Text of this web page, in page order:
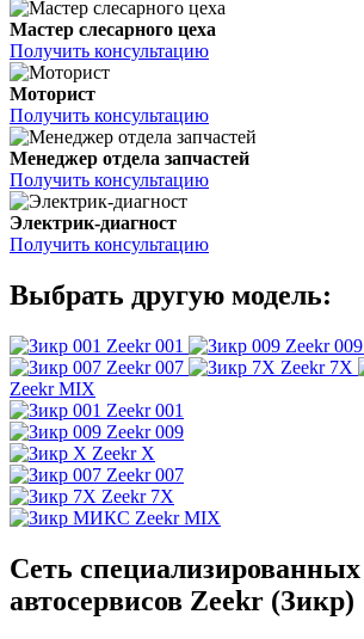
Мастер слесарного цеха
Получить консультацию
Моторист
Получить консультацию
Менеджер отдела запчастей
Получить консультацию
Электрик-диагност
Получить консультацию
Выбрать другую модель:
Zeekr 001 Zeekr 009
Zeekr 007
Zeekr 7X
Zeekr MIX
Zeekr 001
Zeekr 009
Zeekr X
Zeekr 007
Zeekr 7X
Zeekr MIX
Сеть специализированных
автосервисов Zeekr (Зикр)